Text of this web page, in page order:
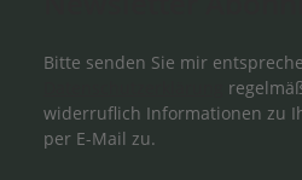
Bitte senden Sie mir
widerruflich Informationen zu
per E-Mail zu.